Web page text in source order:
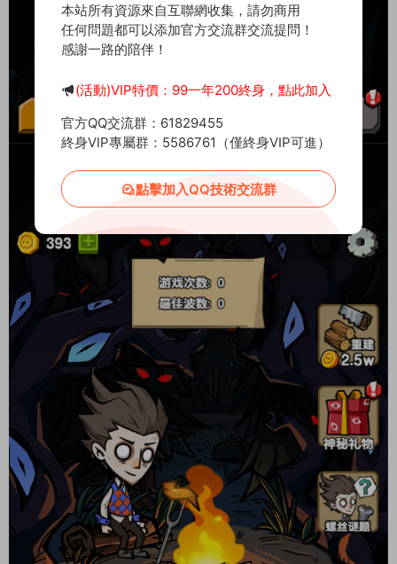
本站所有資源來自互聯網收集，請勿商用
任何問題都可以添加官方交流群交流提問！
感謝一路的陪伴！
(活動)VIP特價：99一年200終身，點此加入
官方QQ交流群：61829455
終身VIP專屬群：5586761（僅終身VIP可進）
點擊加入QQ技術交流群